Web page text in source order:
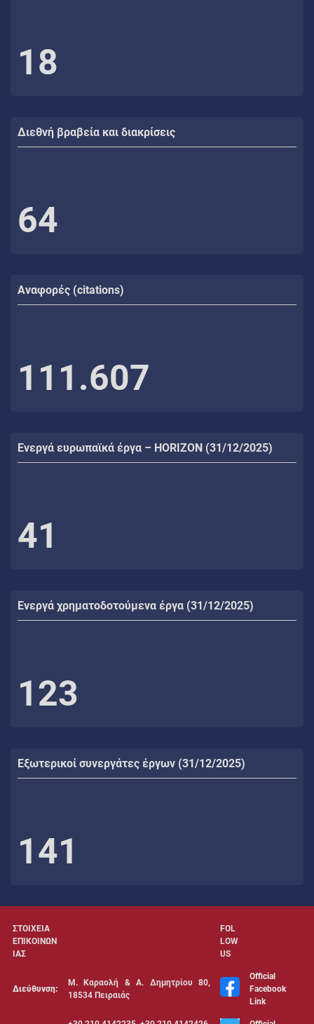
18
Διεθνή βραβεία και διακρίσεις
64
Αναφορές (citations)
111.607
Ενεργά ευρωπαϊκά έργα – HORIZON (31/12/2025)
41
Ενεργά χρηματοδοτούμενα έργα (31/12/2025)
123
Εξωτερικοί συνεργάτες έργων (31/12/2025)
141
ΣΤΟΙΧΕΙΑ
ΕΠΙΚΟΙΝΩΝ
ΙΑΣ
FOL
LOW
US
Διεύθυνση:
Μ. Καραολή & Α. Δημητρίου 80,
18534 Πειραιάς
Official
Facebook
Link